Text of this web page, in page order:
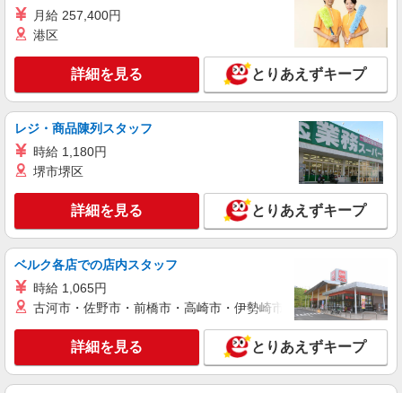
会津若松市☆デイサービス♪送迎できる方歓
時給1350円〜2062円 ＜日払い有/週払い有/交
通費全支給(ガソリン代含む)＞
会津若松市 その他多数
キープ 詳細を見る
月給 257,400円
港区
詳細を見る とりあえずキープ
レジ・商品陳列スタッフ
時給 1,180円
堺市堺区
詳細を見る とりあえずキープ
ベルク各店での店内スタッフ
時給 1,065円
古河市・佐野市・前橋市・高崎市・伊勢崎市・太田市・館林市
詳細を見る とりあえずキープ